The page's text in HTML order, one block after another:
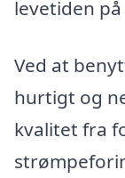
levetiden
Ved at
hurtigt og
kvalitet fra